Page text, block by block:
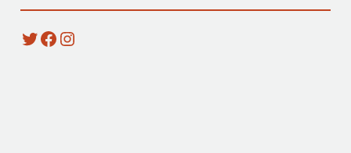
X Facebook Instagram